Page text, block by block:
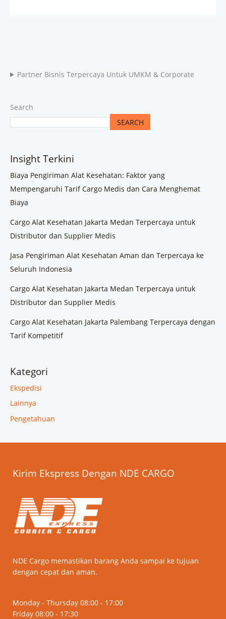
Partner Bisnis Terpercaya Untuk UMKM & Corporate
Search
SEARCH
Insight Terkini
Biaya Pengiriman Alat Kesehatan: Faktor yang
Mempengaruhi Tarif Cargo Medis dan Cara Menghemat
Biaya
Cargo Alat Kesehatan Jakarta Medan Terpercaya untuk
Distributor dan Supplier Medis
Jasa Pengiriman Alat Kesehatan Aman dan Terpercaya ke
Seluruh Indonesia
Cargo Alat Kesehatan Jakarta Medan Terpercaya untuk
Distributor dan Supplier Medis
Cargo Alat Kesehatan Jakarta Palembang Terpercaya dengan
Tarif Kompetitif
Kategori
Ekspedisi
Lainnya
Pengetahuan
Kirim Ekspress Dengan NDE CARGO
NDE Cargo memastikan barang Anda sampai ke tujuan
dengan cepat dan aman.
Monday - Thursday 08:00 - 17:00
Friday 08:00 - 17:30